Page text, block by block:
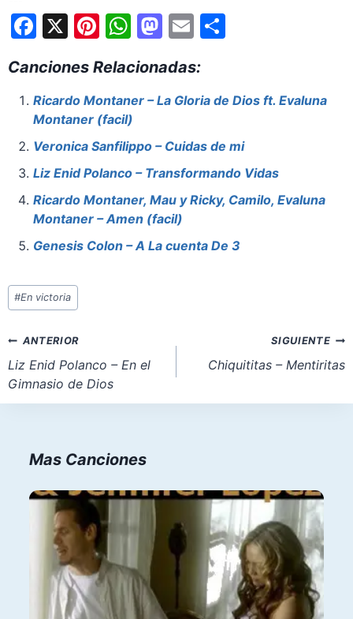
F
c
e
b
o
o
k
X Pi
er
e
st
W
at
s
A
p
p
M
st
o
o
n
E
ai
l
S
e
Canciones Relacionadas:
Ricardo Montaner – La Gloria de Dios ft. Evaluna
Montaner (facil)
Veronica Sanfilippo – Cuidas de mi
Liz Enid Polanco – Transformando Vidas
Ricardo Montaner, Mau y Ricky, Camilo, Evaluna
Montaner – Amen (facil)
Genesis Colon – A La cuenta De 3
Etiquetas
de
entrada:
#En victoria
Navegación
de
entradas
ANTERIOR
Liz Enid Polanco – En el
Gimnasio de Dios
SIGUIENTE
Chiquititas – Mentiritas
Mas Canciones